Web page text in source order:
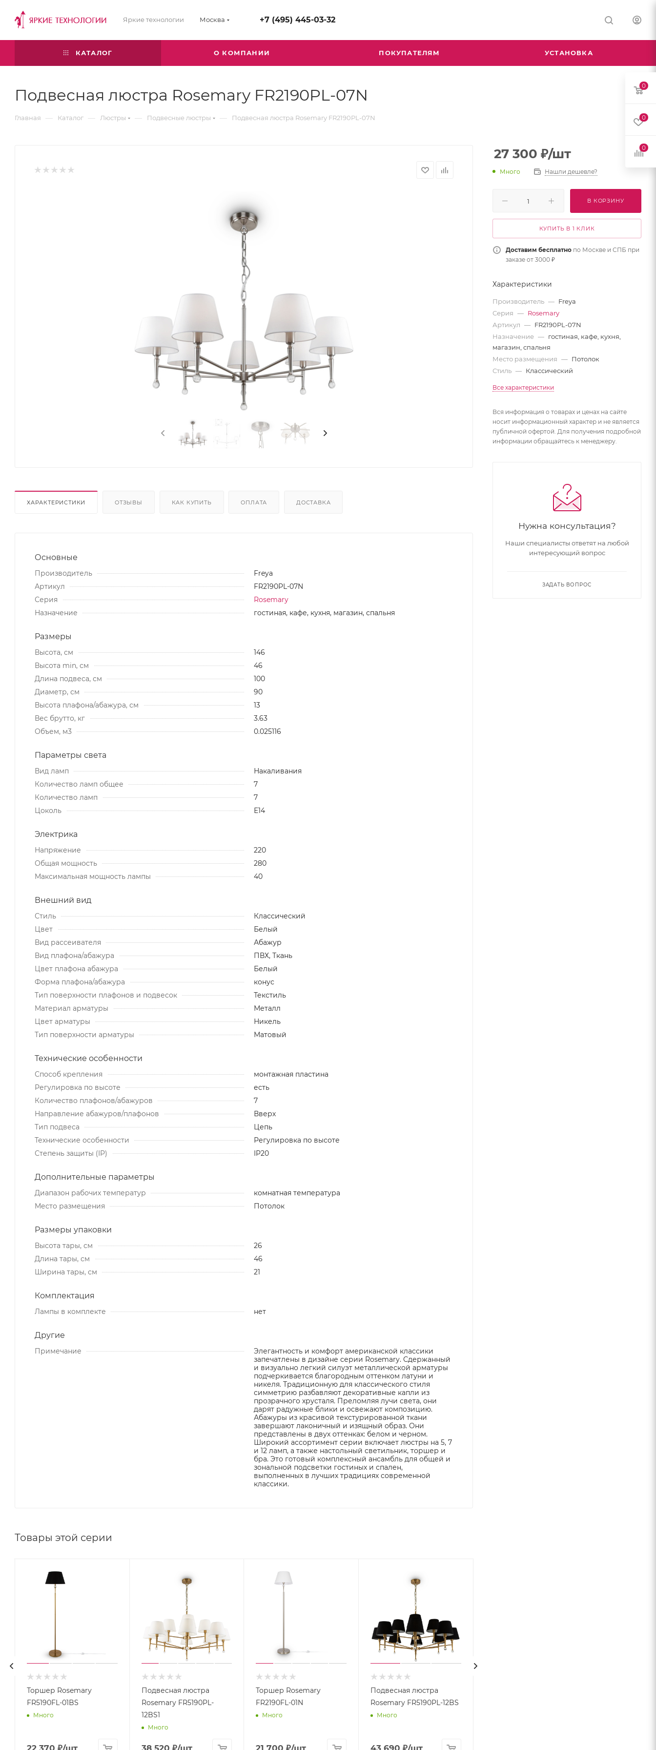
Яркие технологии Москва +7 (495) 445-03-32
КАТАЛОГ О КОМПАНИИ ПОКУПАТЕЛЯМ УСТАНОВКА
Подвесная люстра Rosemary FR2190PL-07N
Главная — Каталог — Люстры — Подвесные люстры — Подвесная люстра Rosemary FR2190PL-07N
ХАРАКТЕРИСТИКИ ОТЗЫВЫ КАК КУПИТЬ ОПЛАТА ДОСТАВКА
Основные
Производитель
Freya
Артикул
FR2190PL-07N
Серия
Rosemary
Назначение
гостиная, кафе, кухня, магазин, спальня
Размеры
Высота, см
146
Высота min, см
46
Длина подвеса, см
100
Диаметр, см
90
Высота плафона/абажура, см
13
Вес брутто, кг
3.63
Объем, м3
0.025116
Параметры света
Вид ламп
Накаливания
Количество ламп общее
7
Количество ламп
7
Цоколь
E14
Электрика
Напряжение
220
Общая мощность
280
Максимальная мощность лампы
40
Внешний вид
Стиль
Классический
Цвет
Белый
Вид рассеивателя
Абажур
Вид плафона/абажура
ПВХ, Ткань
Цвет плафона абажура
Белый
Форма плафона/абажура
конус
Тип поверхности плафонов и подвесок
Текстиль
Материал арматуры
Металл
Цвет арматуры
Никель
Тип поверхности арматуры
Матовый
Технические особенности
Способ крепления
монтажная пластина
Регулировка по высоте
есть
Количество плафонов/абажуров
7
Направление абажуров/плафонов
Вверх
Тип подвеса
Цепь
Технические особенности
Регулировка по высоте
Степень защиты (IP)
IP20
Дополнительные параметры
Диапазон рабочих температур
комнатная температура
Место размещения
Потолок
Размеры упаковки
Высота тары, см
26
Длина тары, см
46
Ширина тары, см
21
Комплектация
Лампы в комплекте нет
Другие
Примечание
Элегантность и комфорт американской классики
запечатлены в дизайне серии Rosemary. Сдержанный
и визуально легкий силуэт металлической арматуры
подчеркивается благородным оттенком латуни и
никеля. Традиционную для классического стиля
симметрию разбавляют декоративные капли из
прозрачного хрусталя. Преломляя лучи света, они
дарят радужные блики и освежают композицию.
Абажуры из красивой текстурированной ткани
завершают лаконичный и изящный образ. Они
представлены в двух оттенках: белом и черном.
Широкий ассортимент серии включает люстры на 5, 7
и 12 ламп, а также настольный светильник, торшер и
бра. Это готовый комплексный ансамбль для общей и
зональной подсветки гостиных и спален,
выполненных в лучших традициях современной
классики.
Товары этой серии
Торшер Rosemary
FR5190FL-01BS
Много
22 370 ₽/шт
Подвесная люстра
Rosemary FR5190PL-
12BS1
Много
38 520 ₽/шт
Торшер Rosemary
FR2190FL-01N
Много
21 700 ₽/шт
Подвесная люстра
Rosemary FR5190PL-12BS
Много
43 690 ₽/шт
27 300 ₽/шт
Много Нашли дешевле?
В КОРЗИНУ
КУПИТЬ В 1 КЛИК
Доставим бесплатно по Москве и СПБ при
заказе от 3000 ₽
Характеристики
Производитель — Freya
Серия — Rosemary
Артикул — FR2190PL-07N
Назначение — гостиная, кафе, кухня,
магазин, спальня
Место размещения — Потолок
Стиль — Классический
Все характеристики
Вся информация о товарах и ценах на сайте
носит информационный характер и не является
публичной офертой. Для получения подробной
информации обращайтесь к менеджеру.
Нужна консультация?
Наши специалисты ответят на любой
интересующий вопрос
ЗАДАТЬ ВОПРОС
0
0
0